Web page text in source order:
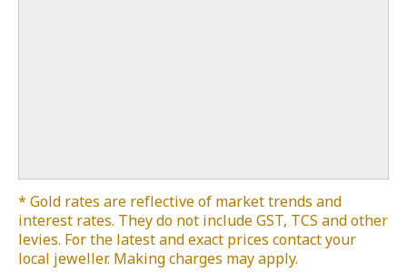
* Gold rates are reflective of market trends and
interest rates. They do not include GST, TCS and other
levies. For the latest and exact prices contact your
local jeweller. Making charges may apply.